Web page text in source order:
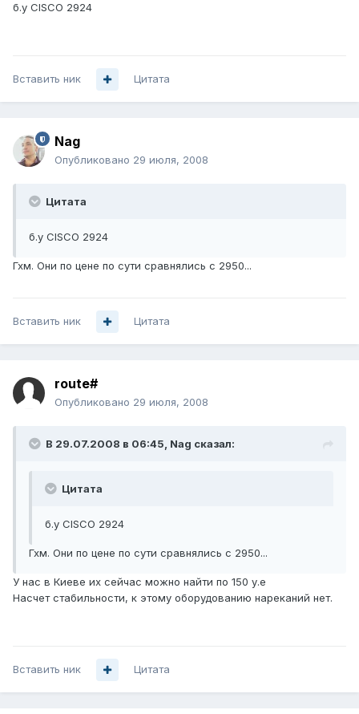
б.у CISCO 2924
Вставить ник Цитата
Nag
Опубликовано 29 июля, 2008
Цитата
б.у CISCO 2924
Гхм. Они по цене по сути сравнялись с 2950...
Вставить ник Цитата
route#
Опубликовано 29 июля, 2008
В 29.07.2008 в 06:45, Nag сказал:
Цитата
б.у CISCO 2924
Гхм. Они по цене по сути сравнялись с 2950...
У нас в Киеве их сейчас можно найти по 150 у.е
Насчет стабильности, к этому оборудованию нареканий нет.
Вставить ник Цитата